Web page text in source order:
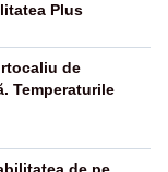
Plus
de
Temperaturile